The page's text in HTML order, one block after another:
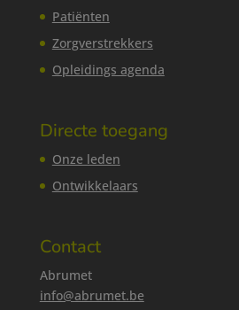
Patiënten
Zorgverstrekkers
Opleidings agenda
Directe toegang
Onze leden
Ontwikkelaars
Contact
Abrumet
info@abrumet.be